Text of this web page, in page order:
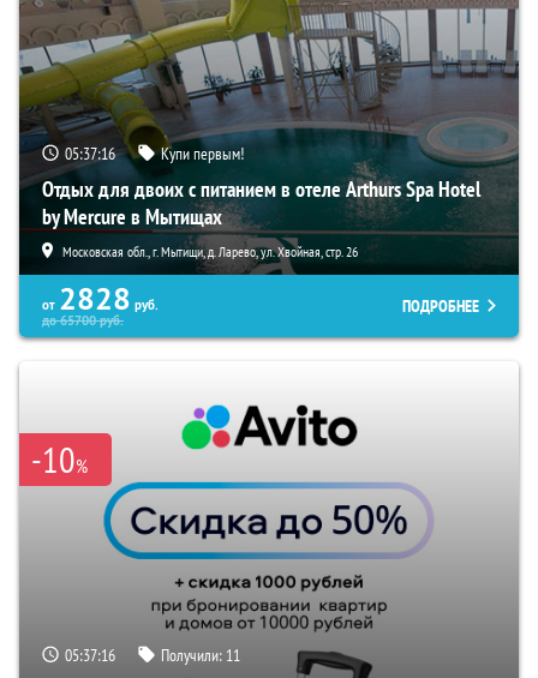
05:37:15 Купи первым!
Отдых для двоих с питанием в отеле Arthurs Spa Hotel
by Mercure в Мытищах
Московская обл., г. Мытищи, д. Ларево, ул. Хвойная, стр. 26
от 2828 руб.
до65700руб.
ПОДРОБНЕЕ
-10%
05:37:15 Получили: 11